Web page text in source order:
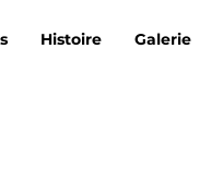
Histoire Galerie